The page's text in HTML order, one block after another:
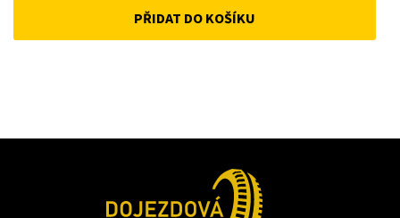
was:
is:
PŘIDAT DO KOŠÍKU